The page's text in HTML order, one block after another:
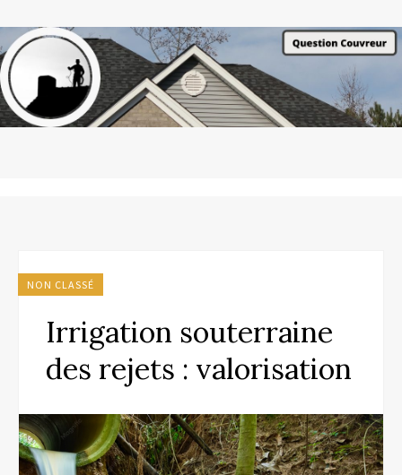
NON CLASSÉ
Irrigation souterraine
des rejets : valorisation